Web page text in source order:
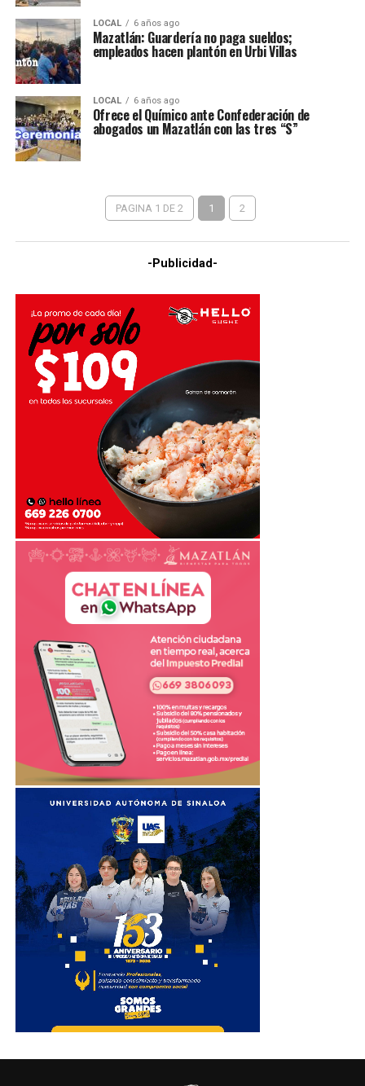
LOCAL 6 años ago
Mazatlán: Guardería no paga sueldos;
empleados hacen plantón en Urbi Villas
LOCAL 6 años ago
Ofrece el Químico ante Confederación de
abogados un Mazatlán con las tres “S”
PAGINA 1 DE 2 1 2
-Publicidad-